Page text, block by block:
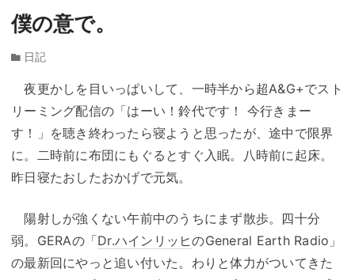
僕の意で。
日記
夜更かしを目いっぱいして、一時半から超A&G+でスト
リーミング配信の「はーい！鈴代です！ 今行きまー
す！」を聴き終わったら寝ようと思ったが、途中で限界
に。二時前に布団にもぐるとすぐ入眠。八時前に起床。
昨日寝たおしたおかげで元気。
陽射しが強くない午前中のうちにまず散歩。四十分
弱。GERAの「Dr.ハインリッヒのGeneral Earth Radio」
の最新回にやっと追い付いた。わりと体力がついてきた